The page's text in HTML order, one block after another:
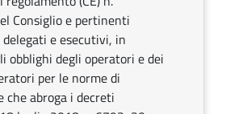
Consiglio e pertinenti
e esecutivi, in
obblighi degli operatori e dei
per le norme di
che abroga i decreti